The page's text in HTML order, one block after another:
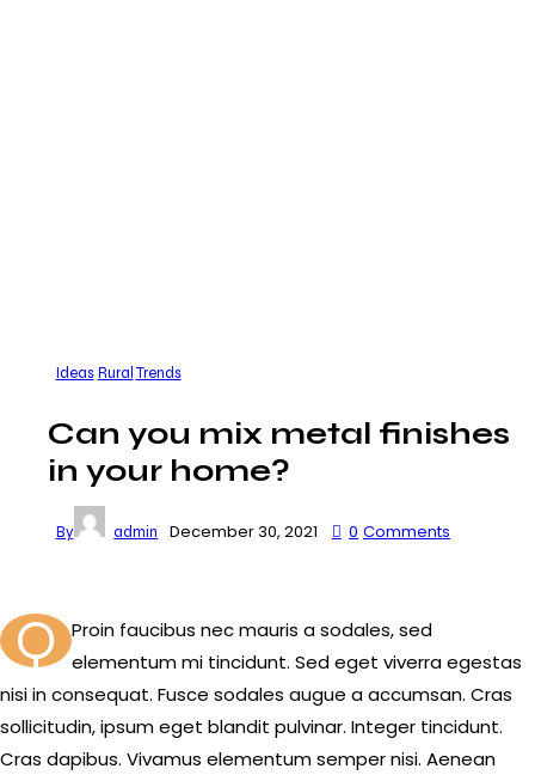
Ideas RuralTrends
Can you mix metal finishes
in your home?
By admin December 30, 2021 0 Comments
Q Proin faucibus nec mauris a sodales, sed
elementum mi tincidunt. Sed eget viverra egestas
nisi in consequat. Fusce sodales augue a accumsan. Cras
sollicitudin, ipsum eget blandit pulvinar. Integer tincidunt.
Cras dapibus. Vivamus elementum semper nisi. Aenean